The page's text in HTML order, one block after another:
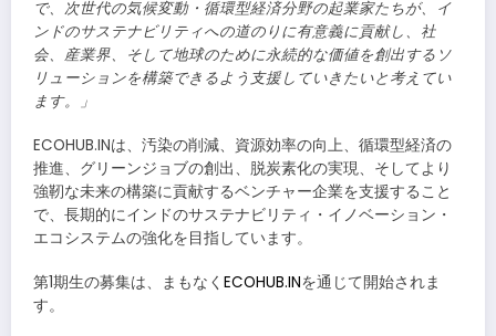
で、次世代の気候変動・循環型経済分野の起業家たちが、イ
ンドのサステナビリティへの道のりに有意義に貢献し、社
会、産業界、そして地球のために永続的な価値を創出するソ
リューションを構築できるよう支援していきたいと考えてい
ます。」
ECOHUB.INは、汚染の削減、資源効率の向上、循環型経済の
推進、グリーンジョブの創出、脱炭素化の実現、そしてより
強靭な未来の構築に貢献するベンチャー企業を支援すること
で、長期的にインドのサステナビリティ・イノベーション・
エコシステムの強化を目指しています。
第1期生の募集は、まもなく ECOHUB.INを通じて開始されま
す。